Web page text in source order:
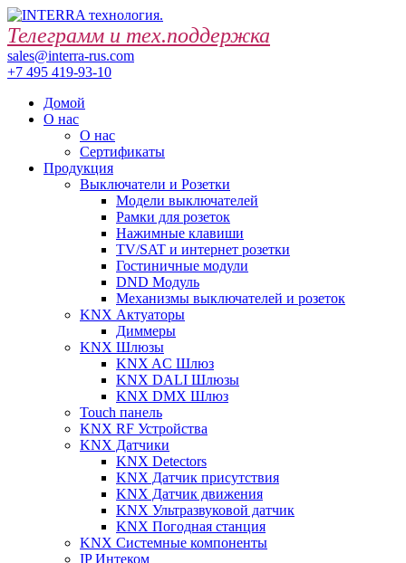
Телеграмм и тех.поддержка
sales@interra-rus.com
+7 495 419-93-10
Домой
О нас
О нас
Сертификаты
Продукция
Выключатели и Розетки
Модели выключателей
Рамки для розеток
Нажимные клавиши
TV/SAT и интернет розетки
Гостиничные модули
DND Модуль
Механизмы выключателей и розеток
KNX Актуаторы
Диммеры
KNX Шлюзы
KNX AC Шлюз
KNX DALI Шлюзы
KNX DMX Шлюз
Touch панель
KNX RF Устройства
KNX Датчики
KNX Detectors
KNX Датчик присутствия
KNX Датчик движения
KNX Ультразвуковой датчик
KNX Погодная станция
KNX Системные компоненты
IP Интеком